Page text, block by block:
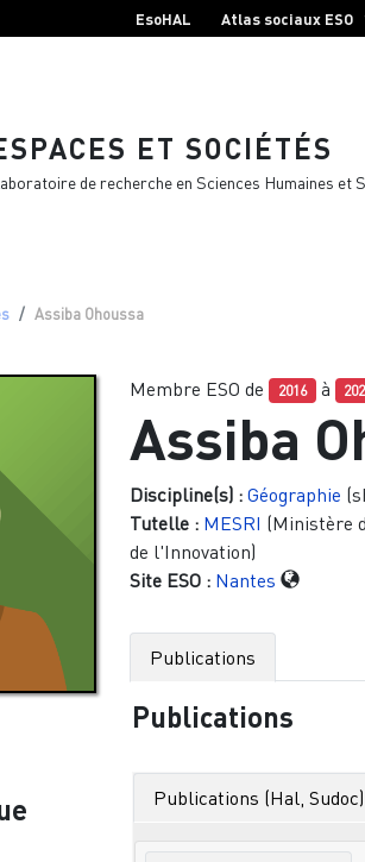
EsoHAL Atlas sociaux ESO
ET SOCIÉTÉS
de recherche en Sciences Humaines et
Assiba Ohoussa
Membre ESO de 2016 à
Assiba
Discipline(s) : Géographie
Tutelle : MESRI (Ministère
de l'Innovation)
Site ESO : Nantes
Publications
Publications
Publications (Hal,